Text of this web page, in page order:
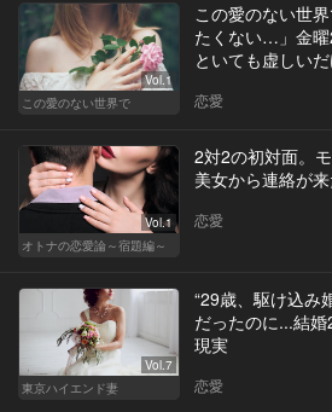
Vol.1
この愛のない世界で
この愛のない世
たくない…」金曜
といても虚しいだ
恋愛
Vol.1
オトナの恋愛論～宿題編～
2対2の初対面。
美女から連絡が
恋愛
Vol.7
東京ハイエンド妻
“29歳、駆け込み
だったのに...結
現実
恋愛